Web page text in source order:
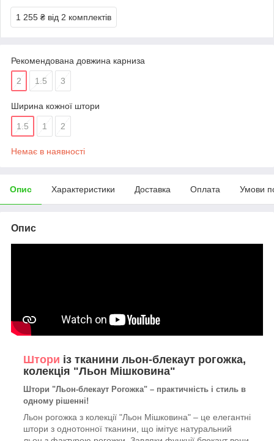
1 255 ₴ від 2 комплектів
Рекомендована довжина карниза
2 1.5 3
Ширина кожної штори
1.5 1 2
Немає в наявності
Опис Характеристики Доставка Оплата Умови
Опис
Штори із тканини льон-блекаут рогожка,
колекція "Льон Мішковина"
Штори "Льон-блекаут Рогожка" – практичність і стиль в
одному рішенні!
Льон рогожка з колекції "Льон Мішковина" – це елегантні
штори з однотонної тканини, що імітує натуральний